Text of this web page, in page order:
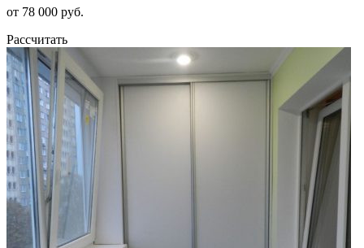
от 78 000 руб.
Рассчитать